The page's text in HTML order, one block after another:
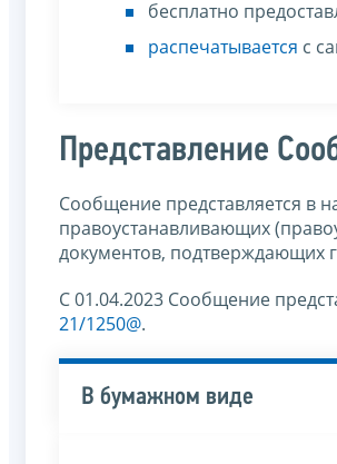
бесплатно
распечатывается с
Представление
Сообщение представляется в
правоустанавливающих
документов, подтверждающих
С 01.04.2023 Сообщение
21/1250@.
В бумажном виде